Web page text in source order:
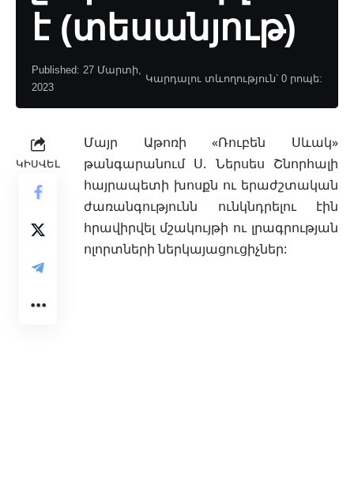
է (տեսանյութ)
Published: 27 Մարտի,
2023
Կարդալու տևողություն՝ 0 րոպե:
ԿԻՍՎԵԼ
Մայր Աթոռի «Ռուբեն Սևակ»
թանգարանում Ս. Ներսես Շնորհալի
հայրապետի խոսքն ու երաժշտական
ժառանգությունն ունկնդրելու էին
հրավիրվել մշակույթի ու լրագրության
ոլորտների ներկայացուցիչներ: